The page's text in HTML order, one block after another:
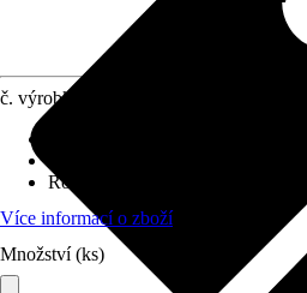
č. výrobku
Rozměry (ŠxVxH)
1.8 cm x 2.8
Více informací o zboží
Množství (ks)